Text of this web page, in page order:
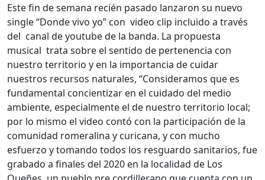
Este fin de semana recién pasado lanzaron su nuevo
single “Donde vivo yo” con video clip incluido a través
del canal de youtube de la banda. La propuesta
musical trata sobre el sentido de pertenencia con
nuestro territorio y en la importancia de cuidar
nuestros recursos naturales, “Consideramos que es
fundamental concientizar en el cuidado del medio
ambiente, especialmente el de nuestro territorio local;
por lo mismo el video contó con la participación de la
comunidad romeralina y curicana, y con mucho
esfuerzo y tomando todos los resguardo sanitarios, fue
grabado a finales del 2020 en la localidad de Los